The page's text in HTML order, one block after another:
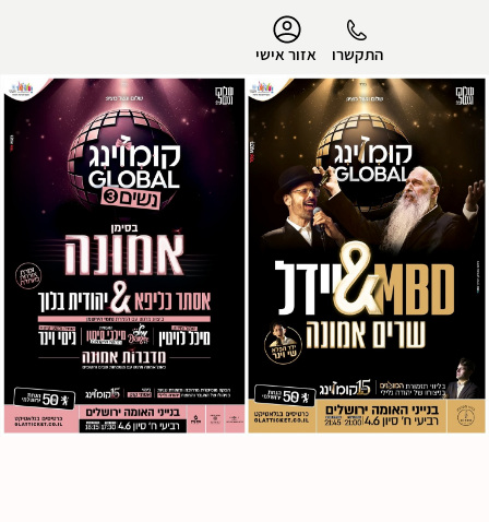
התקשרו אזור אישי
הפרופיל שלי
התנתק